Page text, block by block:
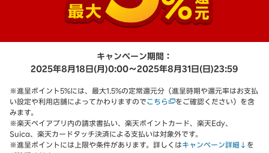
キャンペーン期間：
2025年8月18日(月)0:00～2025年8月31日(日)23:59
※進呈ポイント5%には、最大1.5%の定常還元分（進呈時期や還元率はお支払
い設定や利用店舗によってかわりますのでこちら
をご確認ください）を含
みます。
※楽天ペイアプリ内の請求書払い、楽天ポイントカード、楽天Edy、
Suica、楽天カードタッチ決済による支払いは対象外です。
※進呈ポイントには上限や条件があります。詳しくはキャンペーン詳細↓ を